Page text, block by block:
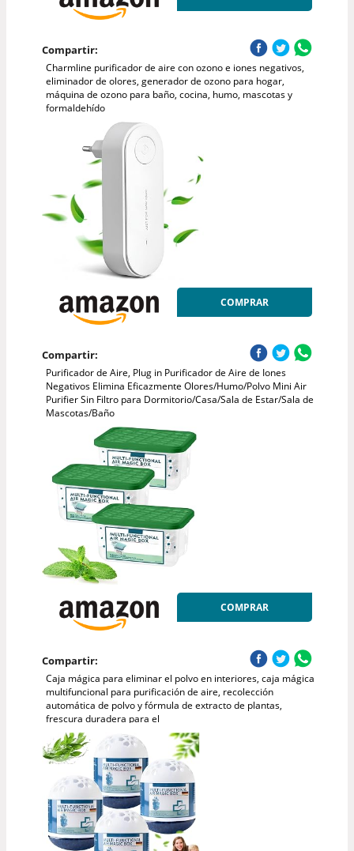
Compartir:
Charmline purificador de aire con ozono e iones negativos,
eliminador de olores, generador de ozono para hogar,
máquina de ozono para baño, cocina, humo, mascotas y
formaldehído
COMPRAR
Compartir:
Purificador de Aire, Plug in Purificador de Aire de Iones
Negativos Elimina Eficazmente Olores/Humo/Polvo Mini Air
Purifier Sin Filtro para Dormitorio/Casa/Sala de Estar/Sala de
Mascotas/Baño
COMPRAR
Compartir:
Caja mágica para eliminar el polvo en interiores, caja mágica
multifuncional para purificación de aire, recolección
automática de polvo y fórmula de extracto de plantas,
frescura duradera para el